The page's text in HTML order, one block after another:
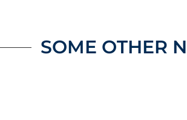
SOME OTHER